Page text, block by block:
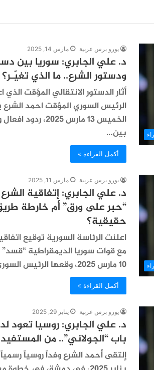
يورو برس عربية مارس 14, 2025
د. علي الجابري: سوريا بين
ودستور الشرع.. ما الذي تغيّـر؟
أثار الدستور الانتقالي المؤقت الذي
الرئيس السوري المؤقت احمد الشرع
الخميس 13 مارس 2025،
بين…
أكمل القراءة »
يورو برس عربية مارس 11, 2025
د. علي الجابري: إتفاقية
“حبر على ورق” أم خارطة
حقيقية؟
اعلنت الرئاسة السورية توقيع
مع قوات سوريا الديمقراطية “قسد”
10 مارس 2025، وقعها الرئيس السوري احمد…
أكمل القراءة »
يورو برس عربية يناير 29, 2025
د. علي الجابري: روسيا تعود
باب “الجولاني”.. من